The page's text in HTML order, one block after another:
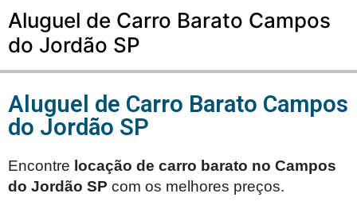
Aluguel de Carro Barato Campos
do Jordão SP
Aluguel de Carro Barato Campos
do Jordão SP
Encontre locação de carro barato no Campos
do Jordão SP com os melhores preços.